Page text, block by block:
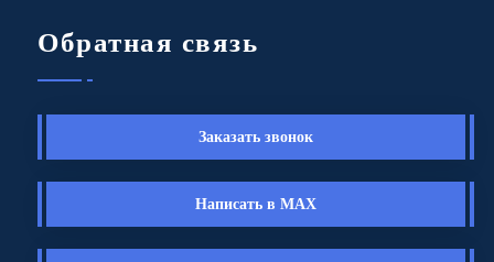
Обратная связь
Заказать звонок
Написать в MAX